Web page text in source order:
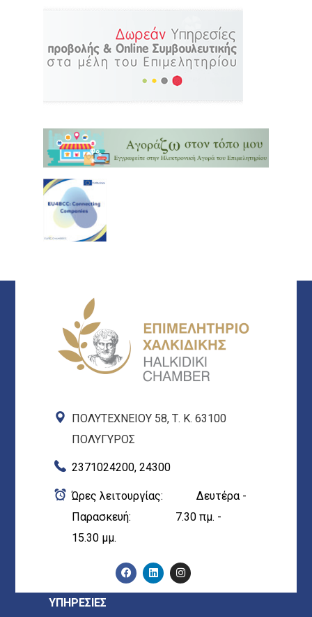
ΠΟΛΥΤΕΧΝΕΙΟΥ 58, Τ. Κ. 63100
ΠΟΛΥΓΥΡΟΣ
2371024200, 24300
Ώρες λειτουργίας: Δευτέρα -
Παρασκευή: 7.30 πμ. -
15.30 μμ.
ΥΠΗΡΕΣΙΕΣ